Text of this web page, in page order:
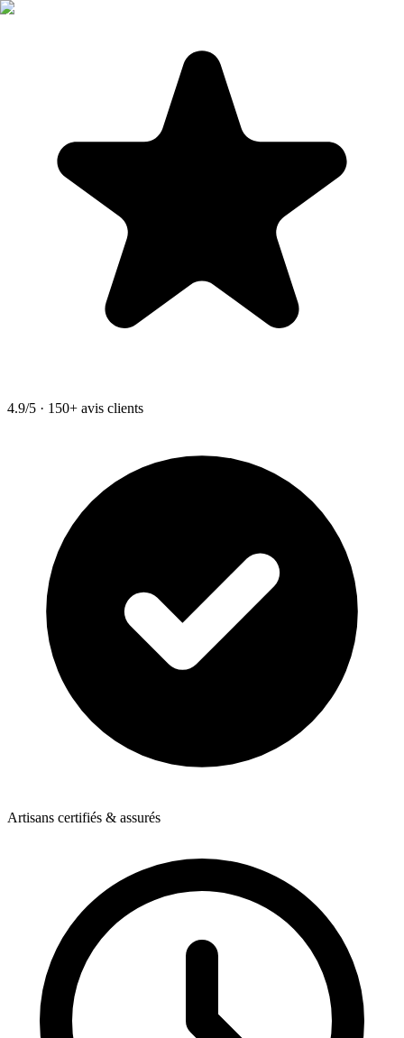
4.9/5 · 150+ avis clients
Artisans certifiés & assurés